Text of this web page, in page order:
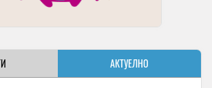
АКТУЕЛНО